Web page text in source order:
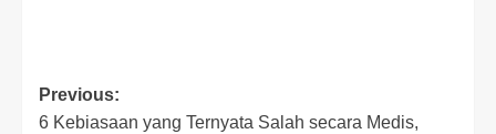
Previous:
6 Kebiasaan yang Ternyata Salah secara Medis,